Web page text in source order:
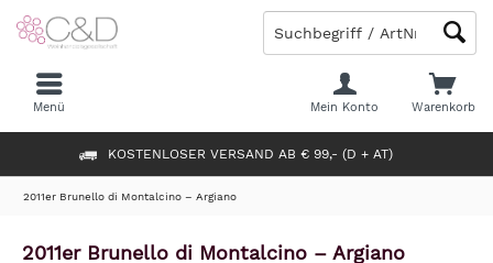
KOSTENLOSER VERSAND AB € 99,- (D + AT)
Warenkorb
Mein Konto
Menü
2011er Brunello di Montalcino – Argiano
2011er Brunello di Montalcino – Argiano